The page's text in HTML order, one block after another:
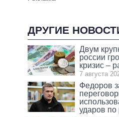
ДРУГИЕ
Двум
россии
кризис –
7 августа
Федоров
ударов